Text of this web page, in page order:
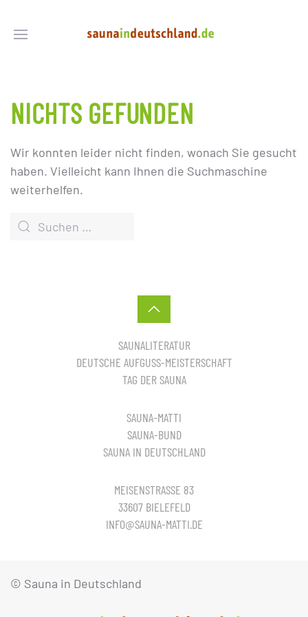
NICHTS GEFUNDEN
Wir konnten leider nicht finden, wonach Sie gesucht
haben. Vielleicht kann Ihnen die Suchmaschine
weiterhelfen.
SAUNALITERATUR
DEUTSCHE AUFGUSS-MEISTERSCHAFT
TAG DER SAUNA
SAUNA-MATTI
SAUNA-BUND
SAUNA IN DEUTSCHLAND
MEISENSTRASSE 83
33607 BIELEFELD
INFO@SAUNA-MATTI.DE
© Sauna in Deutschland